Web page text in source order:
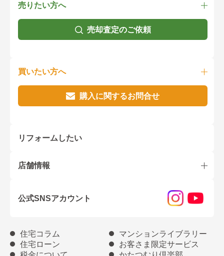
売りたい方へ
売却査定のご依頼
買いたい方へ
購入に関するお問合せ
リフォームしたい
店舗情報
公式SNSアカウント
住宅コラム
マンションライブラリー
住宅ローン
お客さま限定サービス